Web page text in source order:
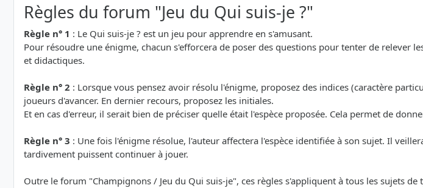
Règles du forum "Jeu du Qui suis-je ?"
Règle n° 1 : Le Qui suis-je ? est un jeu pour apprendre en s'amusant.
Pour résoudre une énigme, chacun s'efforcera de poser des questions pour tenter de relever
et didactiques.
Règle n° 2 : Lorsque vous pensez avoir résolu l'énigme, proposez des indices (caractère
joueurs d'avancer. En dernier recours, proposez les initiales.
Et en cas d'erreur, il serait bien de préciser quelle était l'espèce proposée. Cela permet de
Règle n° 3 : Une fois l'énigme résolue, l'auteur affectera l'espèce identifiée à son sujet. Il
tardivement puissent continuer à jouer.
Outre le forum "Champignons / Jeu du Qui suis-je", ces règles s'appliquent à tous les sujets